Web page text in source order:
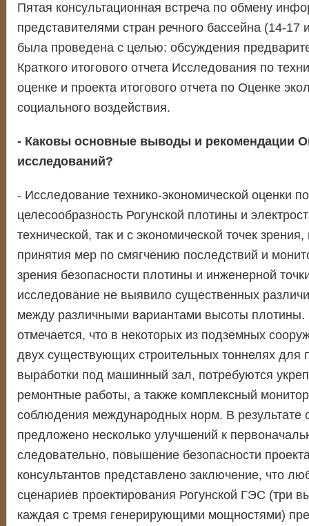
Пятая консультационная встреча по обмену
представителями стран речного бассейна (14-17
была проведена с целью: обсуждения
Краткого итогового отчета Исследования по
оценке и проекта итогового отчета по Оценке
социального воздействия.
- Каковы основные выводы и рекомендации
исследований?
- Исследование технико-экономической оценки
целесообразность Рогунской плотины и
технической, так и с экономической точек
принятия мер по смягчению последствий и
зрения безопасности плотины и инженерной
исследование не выявило существенных
между различными вариантами высоты
отмечается, что в некоторых из подземных
двух существующих строительных тоннелях для
выработки под машинный зал, потребуются
ремонтные работы, а также комплексный
соблюдения международных норм. В результате
предложено несколько улучшений к
следовательно, повышение безопасности
консультантов представлено заключение, что
сценариев проектирования Рогунской ГЭС (три
каждая с тремя генерирующими мощностями)